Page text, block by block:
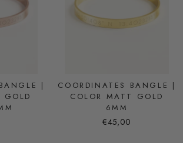
|
GOLD
COORDINATES BANGLE |
COLOR MATT GOLD
6MM
€45,00